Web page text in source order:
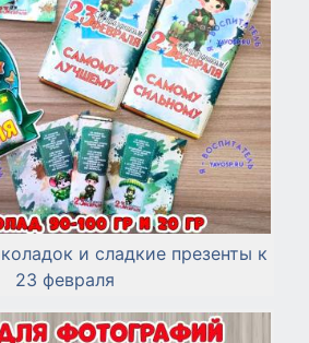
и сладкие презенты к
23 февраля